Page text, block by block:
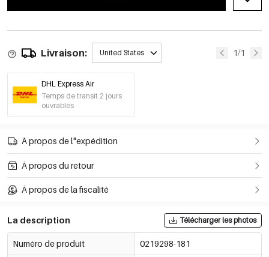
Livraison: United States 1/1
DHL Express Air
Temps de transit 2 jours
ouvrables
À propos de l"expédition
À propos du retour
À propos de la fiscalité
La description Télécharger les photos
Numéro de produit 0219298-181